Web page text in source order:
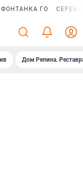
ФОНТАНКА ГО
Дом Репина.